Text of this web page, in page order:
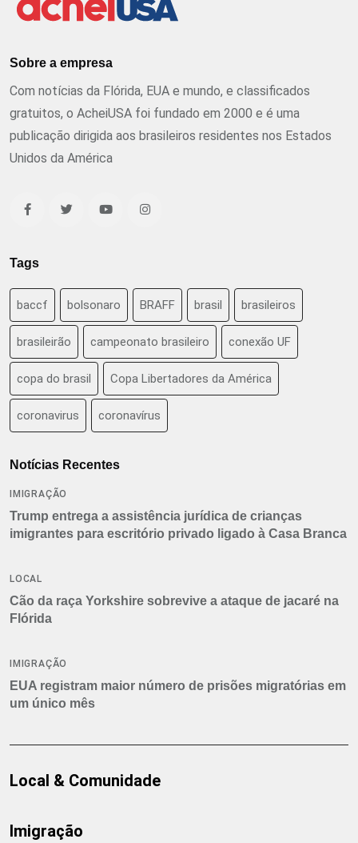
Sobre a empresa
Com notícias da Flórida, EUA e mundo, e classificados
gratuitos, o AcheiUSA foi fundado em 2000 e é uma
publicação dirigida aos brasileiros residentes nos Estados
Unidos da América
Tags
baccf bolsonaro BRAFF brasil brasileiros
brasileirão campeonato brasileiro conexão UF
copa do brasil Copa Libertadores da América
coronavirus coronavírus
Notícias Recentes
IMIGRAÇÃO
Trump entrega a assistência jurídica de crianças
imigrantes para escritório privado ligado à Casa Branca
LOCAL
Cão da raça Yorkshire sobrevive a ataque de jacaré na
Flórida
IMIGRAÇÃO
EUA registram maior número de prisões migratórias em
um único mês
Local & Comunidade
Imigração